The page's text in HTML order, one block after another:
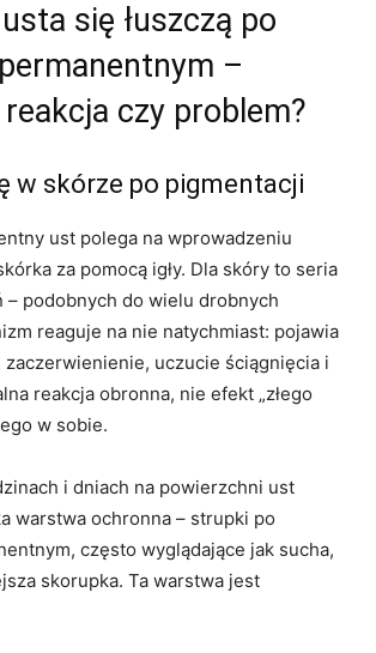
się łuszczą po
–
czy problem?
w skórze po pigmentacji
ust polega na wprowadzeniu
za pomocą igły. Dla skóry to seria
– podobnych do wielu drobnych
reaguje na nie natychmiast: pojawia
uczucie ściągnięcia i
reakcja obronna, nie efekt „złego
w sobie.
i dniach na powierzchni ust
warstwa ochronna – strupki po
często wyglądające jak sucha,
skorupka. Ta warstwa jest